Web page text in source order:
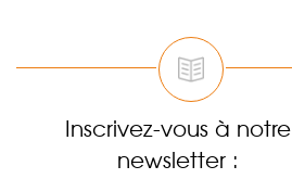
Inscrivez-vous à notre
newsletter :